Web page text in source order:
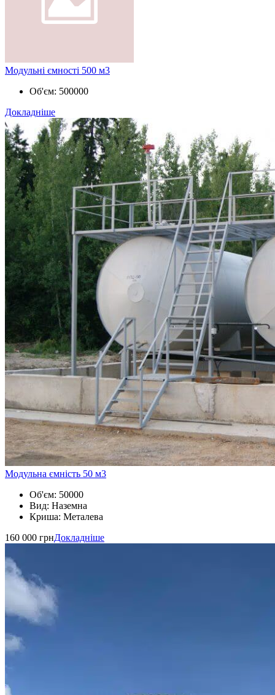
Модульні ємності 500 м3
Об'єм: 500000
Докладніше
Модульна ємність 50 м3
Об'єм: 50000
Вид: Наземна
Криша: Металева
160 000 грнДокладніше